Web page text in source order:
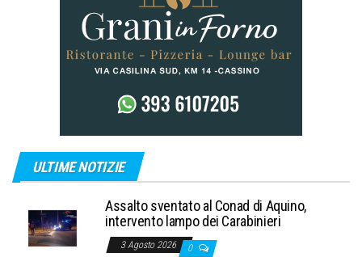
ULTIME NOTIZIE
Assalto sventato al Conad di Aquino,
intervento lampo dei Carabinieri
3 Agosto 2026 0